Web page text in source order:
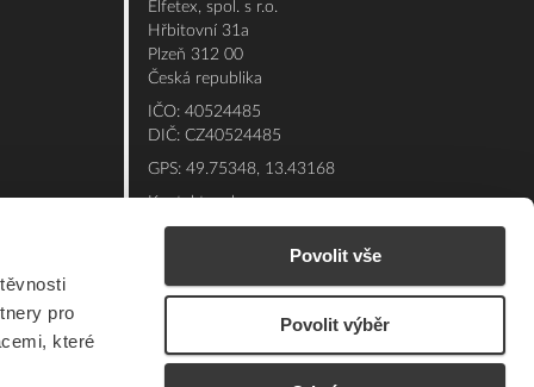
pro
které
Povolit vše
Povolit výběr
Elfetex, spol. s r.o.
Hřbitovní 31a
Plzeň 312 00
Česká republika
IČO: 40524485
DIČ: CZ40524485
GPS: 49.75348, 13.43168
Kontakt e-shop:
Po - Pá: 7:00 - 15:30
377 432 365
Technická podpora: 377 432 311
eshop@elfetex.cz